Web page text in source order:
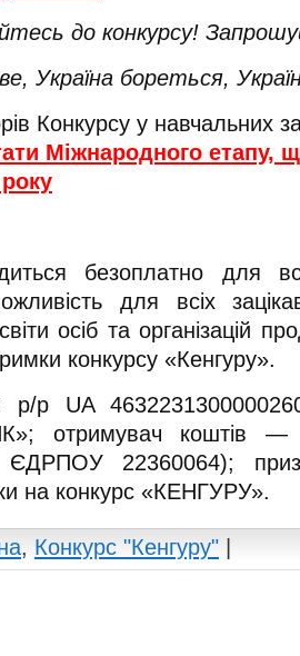
до конкурсу!
Україна бореться,
Конкурсу у навчальних
Міжнародного етапу,
безоплатно для
для всіх
осіб та організацій
конкурсу «Кенгуру».
р/р UA
отримувач коштів —
22360064);
на конкурс «КЕНГУРУ».
, Конкурс "Кенгуру"